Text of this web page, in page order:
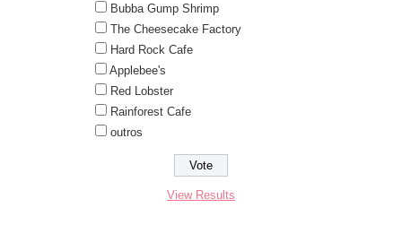
Bubba Gump Shrimp
The Cheesecake Factory
Hard Rock Cafe
Applebee's
Red Lobster
Rainforest Cafe
outros
View Results